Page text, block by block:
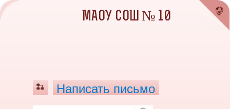
МАОУ СОШ № 10
Написать письмо